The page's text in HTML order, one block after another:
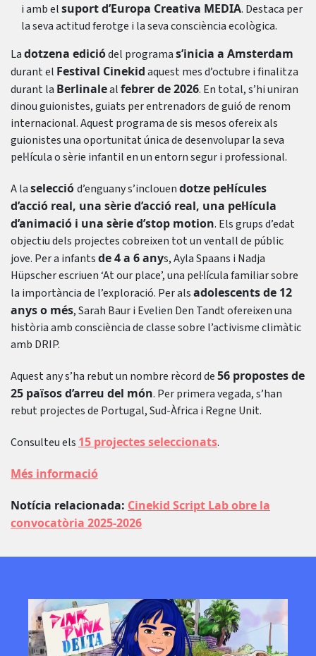
i amb elsuport d’Europa Creativa MEDIA. Destaca per
la seva actitud ferotge i la seva consciència ecològica.
Ladotzena ediciódel programas’inicia a Amsterdam
durant el Festival Cinekidaquest mes d’octubre i finalitza
durant la Berlinalealfebrer de 2026. En total, s’hi uniran
dinou guionistes, guiats per entrenadors de guió de renom
internacional. Aquest programa de sis mesos ofereix als
guionistes una oportunitat única de desenvolupar la seva
pel·lícula o sèrie infantil en un entorn segur i professional.
A laselecciód’enguany s’inclouendotze pel·lícules
d’acció real, una sèrie d’acció real, una pel·lícula
d’animació i una sèrie d’stop motion. Els grups d’edat
objectiu dels projectes cobreixen tot un ventall de públic
jove. Per a infantsde 4 a 6 anys, Ayla Spaans i Nadja
Hüpscher escriuen ‘At our place’, una pel·lícula familiar sobre
la importància de l’exploració. Per alsadolescents de 12
anys o més, Sarah Baur i Evelien Den Tandt ofereixen una
història amb consciència de classe sobre l’activisme climàtic
amb DRIP.
Aquest any s’ha rebut un nombre rècord de56 propostes de
25 països d’arreu del món. Per primera vegada, s’han
rebut projectes de Portugal, Sud-Àfrica i Regne Unit.
Consulteu els 15 projectes seleccionats.
Més informació
Notícia relacionada: Cinekid Script Lab obre la
convocatòria 2025-2026